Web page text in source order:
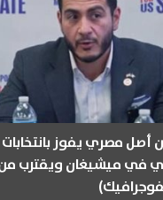
مصري يفوز بانتخابات
في ميشيغان ويقترب